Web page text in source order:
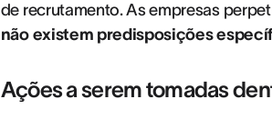
de recrutamento. As empresas
não existem predisposições
Ações a serem tomadas